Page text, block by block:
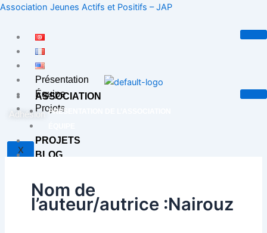
Aller
contenu
Association Jeunes Actifs et Positifs – JAP
Présentation
Équipe
Projets
X
ASSOCIATION
PRÉSENTATION DE L’ASSOCIATION
PROJETS
BLOG
Adhésion
Nom de
l’auteur/autrice :Nairouz